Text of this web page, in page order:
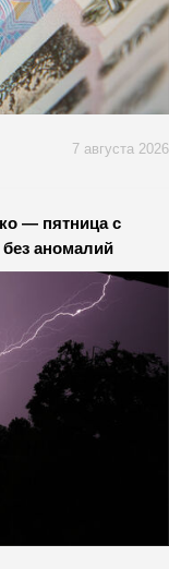
7 августа 2026
— пятница с
аномалий